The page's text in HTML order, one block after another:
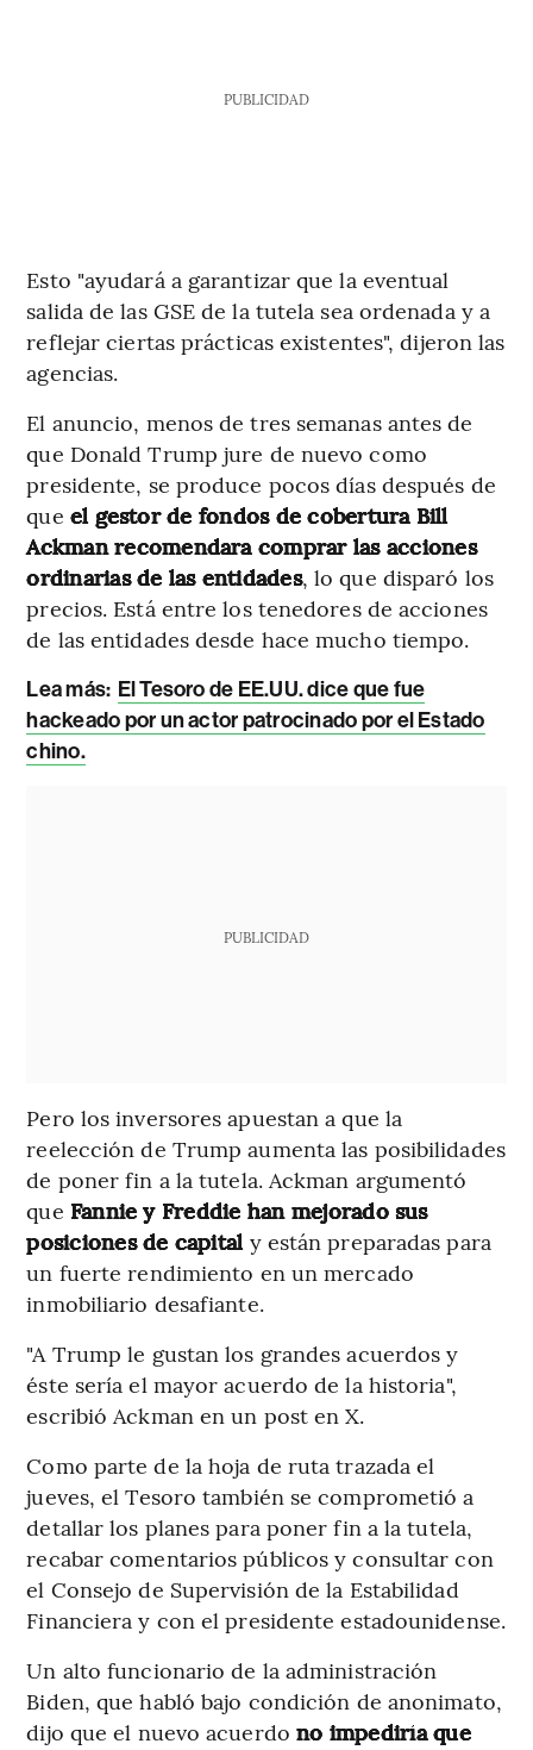
PUBLICIDAD
Esto "ayudará a garantizar que la eventual
salida de las GSE de la tutela sea ordenada y a
reflejar ciertas prácticas existentes", dijeron las
agencias.
El anuncio, menos de tres semanas antes de
que Donald Trump jure de nuevo como
presidente, se produce pocos días después de
que el gestor de fondos de cobertura Bill
Ackman recomendara comprar las acciones
ordinarias de las entidades, lo que disparó los
precios. Está entre los tenedores de acciones
de las entidades desde hace mucho tiempo.
Lea más: El Tesoro de EE.UU. dice que fue
hackeado por un actor patrocinado por el Estado
chino.
PUBLICIDAD
Pero los inversores apuestan a que la
reelección de Trump aumenta las posibilidades
de poner fin a la tutela. Ackman argumentó
que Fannie y Freddie han mejorado sus
posiciones de capital y están preparadas para
un fuerte rendimiento en un mercado
inmobiliario desafiante.
"A Trump le gustan los grandes acuerdos y
éste sería el mayor acuerdo de la historia",
escribió Ackman en un post en X.
Como parte de la hoja de ruta trazada el
jueves, el Tesoro también se comprometió a
detallar los planes para poner fin a la tutela,
recabar comentarios públicos y consultar con
el Consejo de Supervisión de la Estabilidad
Financiera y con el presidente estadounidense.
Un alto funcionario de la administración
Biden, que habló bajo condición de anonimato,
dijo que el nuevo acuerdo no impediría que